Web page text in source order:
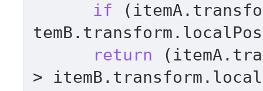
if
return
>